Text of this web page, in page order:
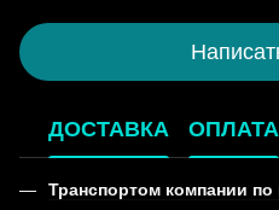
ДОСТАВКА ОПЛАТА
Транспортом компании по